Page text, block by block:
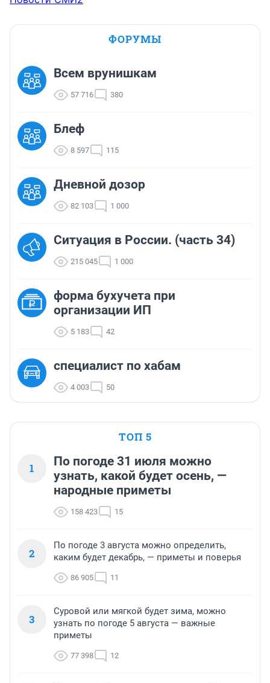
ФОРУМЫ
Всем врунишкам
57 716 380
Блеф
8 597 115
Дневной дозор
82 103 1 000
Ситуация в России. (часть 34)
215 045 1 000
форма бухучета при
организации ИП
5 183 42
cпециалист по хабам
4 003 50
ТОП 5
1
По погоде 31 июля можно
узнать, какой будет осень, —
народные приметы
158 423 15
2
По погоде 3 августа можно определить,
каким будет декабрь, — приметы и поверья
86 905 11
3
Суровой или мягкой будет зима, можно
узнать по погоде 5 августа — важные
приметы
77 398 12